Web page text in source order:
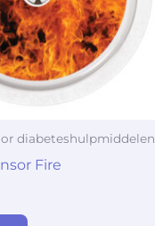
diabeteshulpmiddelen
Fire